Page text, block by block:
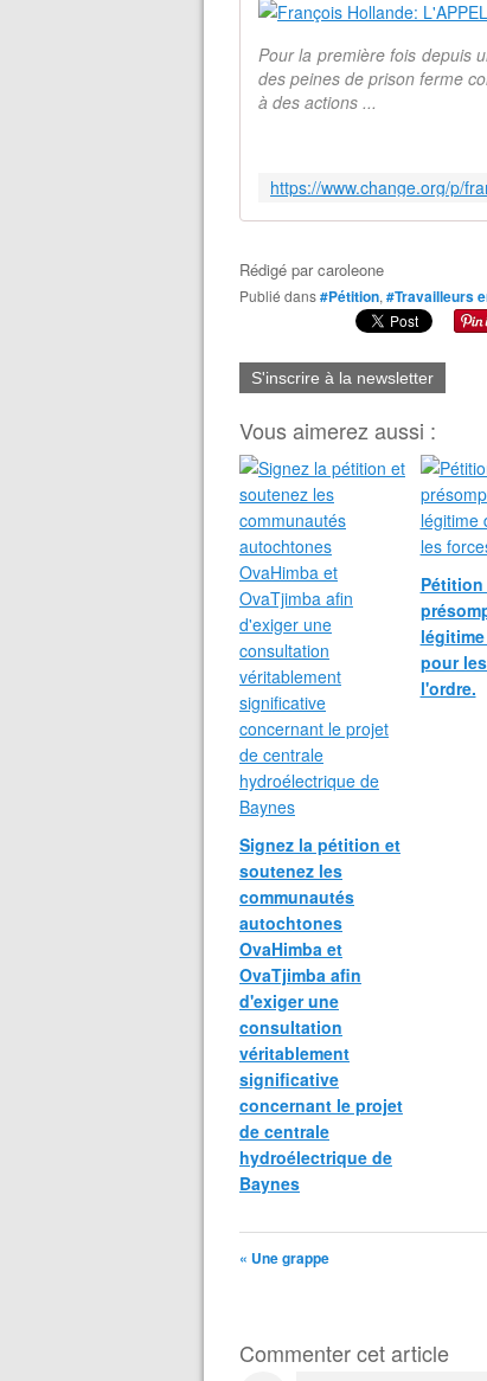
Pour la première fois depuis
des peines de prison ferme
à des actions ...
Rédigé parcaroleone
Publié dans#Pétition, #Travailleurs
S'inscrire à la newsletter
Vous aimerez aussi :
Signez la pétition et
soutenez les
communautés
autochtones
OvaHimba et
OvaTjimba afin
d'exiger une
consultation
véritablement
significative
concernant le projet
de centrale
hydroélectrique de
Baynes
pour
l'ordre.
« Une grappe
Commenter cet article